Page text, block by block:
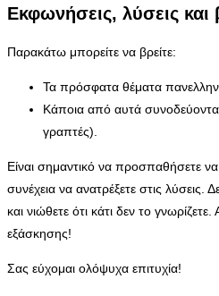
Εκφωνήσεις, λύσεις και
Παρακάτω μπορείτε να βρείτε:
Τα πρόσφατα θέματα
Κάποια από αυτά
γραπτές).
Είναι σημαντικό να προσπαθήσετε
συνέχεια να ανατρέξετε στις λύσεις.
και νιώθετε ότι κάτι δεν το
εξάσκησης!
Σας εύχομαι ολόψυχα επιτυχία!